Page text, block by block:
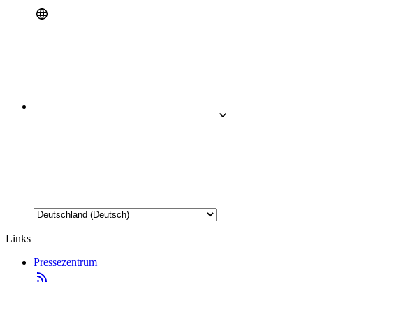
Links
Pressezentrum